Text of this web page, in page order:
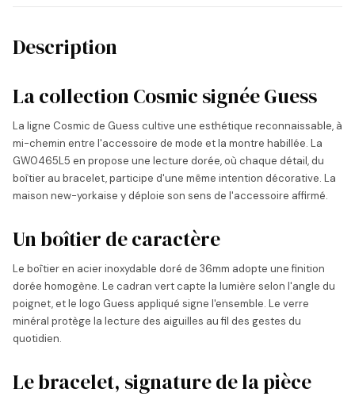
Description
La collection Cosmic signée Guess
La ligne Cosmic de Guess cultive une esthétique reconnaissable, à
mi-chemin entre l'accessoire de mode et la montre habillée. La
GW0465L5 en propose une lecture dorée, où chaque détail, du
boîtier au bracelet, participe d'une même intention décorative. La
maison new-yorkaise y déploie son sens de l'accessoire affirmé.
Un boîtier de caractère
Le boîtier en acier inoxydable doré de 36mm adopte une finition
dorée homogène. Le cadran vert capte la lumière selon l'angle du
poignet, et le logo Guess appliqué signe l'ensemble. Le verre
minéral protège la lecture des aiguilles au fil des gestes du
quotidien.
Le bracelet, signature de la pièce